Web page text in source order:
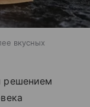
вкусных
решением